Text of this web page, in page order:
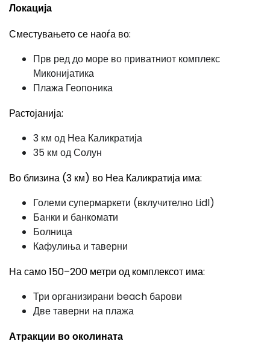
Локација
Сместувањето се наоѓа во:
Прв ред до море во приватниот комплекс
Миконијатика
Плажа Геопоника
Растојанија:
3 км од Неа Каликратија
35 км од Солун
Во близина (3 км) во Неа Каликратија има:
Големи супермаркети (вклучително Lidl)
Банки и банкомати
Болница
Кафулиња и таверни
На само 150–200 метри од комплексот има:
Три организирани beach барови
Две таверни на плажа
Атракции во околината